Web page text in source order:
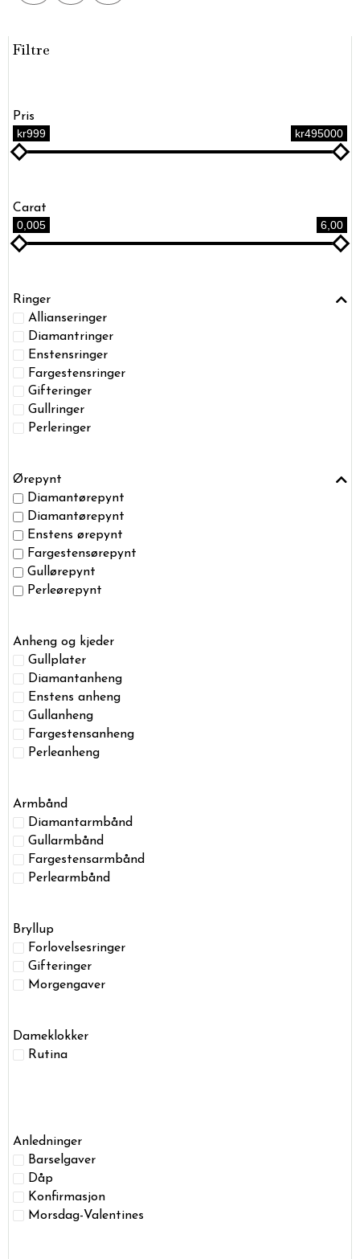
Filtre
Pris
kr999
kr495000
Carat
0,005
6,00
Ringer
Allianseringer
Diamantringer
Enstensringer
Fargestensringer
Gifteringer
Gullringer
Perleringer
Ørepynt
Diamantørepynt
Diamantørepynt
Enstens ørepynt
Fargestensørepynt
Gullørepynt
Perleørepynt
Anheng og kjeder
Gullplater
Diamantanheng
Enstens anheng
Gullanheng
Fargestensanheng
Perleanheng
Armbånd
Diamantarmbånd
Gullarmbånd
Fargestensarmbånd
Perlearmbånd
Bryllup
Forlovelsesringer
Gifteringer
Morgengaver
Dameklokker
Rutina
Anledninger
Barselgaver
Dåp
Konfirmasjon
Morsdag-Valentines